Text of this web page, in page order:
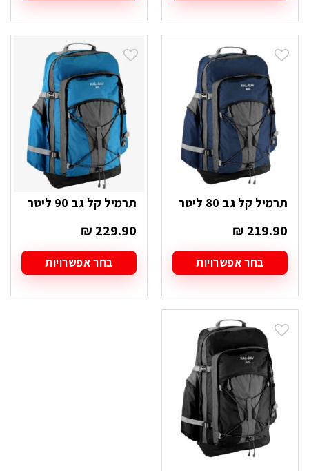
זה
יש
סוגים.
לבחור
האפשרויות
בעמוד
המוצר
זה
יש
סוגים.
לבחור
את
האפשרויות
בעמוד
המוצר
תרמיל קל גב 80 ליטר
₪ 219.90
בחר אפשרויות
זה
יש
סוגים.
לבחור
האפשרויות
בעמוד
המוצר
תרמיל קל גב 90 ליטר
₪ 229.90
בחר אפשרויות
זה